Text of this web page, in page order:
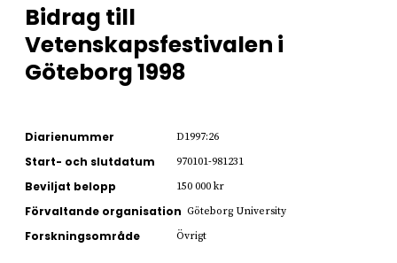
Bidrag till
Vetenskapsfestivalen i
Göteborg 1998
Diarienummer D1997:26
Start- och slutdatum 970101-981231
Beviljat belopp 150 000 kr
Förvaltande organisation Göteborg University
Forskningsområde Övrigt